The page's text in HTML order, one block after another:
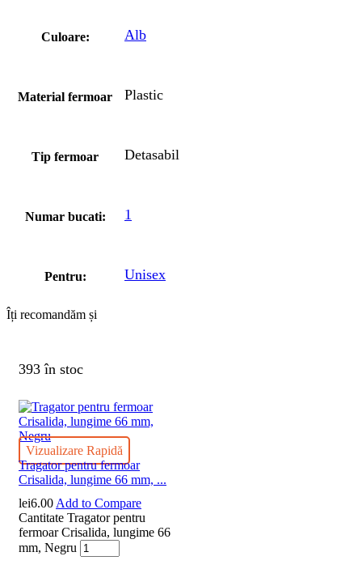
Culoare: Alb
Material fermoar Plastic
Tip fermoar Detasabil
Numar bucati: 1
Pentru: Unisex
Îți recomandăm și
393 în stoc
Vizualizare Rapidă
Tragator pentru fermoar
Crisalida, lungime 66 mm, ...
lei6.00 Add to Compare
Cantitate Tragator pentru
fermoar Crisalida, lungime 66
mm, Negru